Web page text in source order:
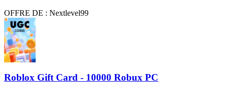
OFFRE DE : Nextlevel99
Roblox Gift Card - 10000 Robux PC